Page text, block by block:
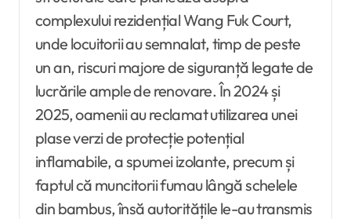
complexului rezidențial Wang Fuk Court,
unde locuitorii au semnalat, timp de peste
un an, riscuri majore de siguranță legate de
lucrările ample de renovare. În 2024 și
2025, oamenii au reclamat utilizarea unei
plase verzi de protecție potențial
inflamabile, a spumei izolante, precum și
faptul că muncitorii fumau lângă schelele
din bambus, însă autoritățile le-au transmis